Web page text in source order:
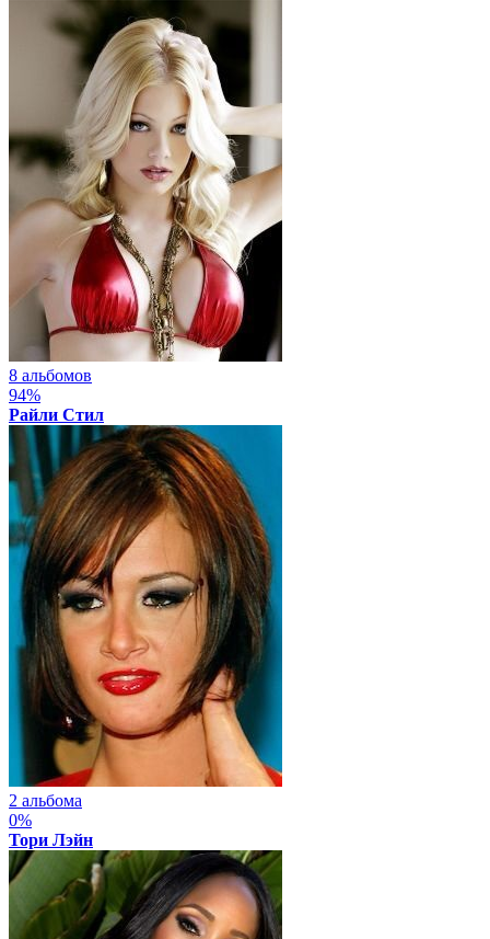
8 альбомов
94%
Райли Стил
2 альбома
0%
Тори Лэйн